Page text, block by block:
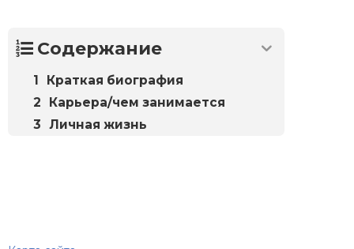
Содержание
Краткая биография
Карьера/чем занимается
Личная жизнь